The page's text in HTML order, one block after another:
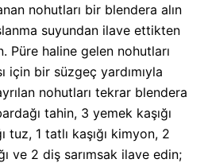
nohutları bir blendera alın
suyundan ilave ettikten
Püre haline gelen nohutları
için bir süzgeç yardımıyla
nohutları tekrar blendera
tahin, 3 yemek kaşığı
tuz, 1 tatlı kaşığı kimyon, 2
ve 2 diş sarımsak ilave edin;